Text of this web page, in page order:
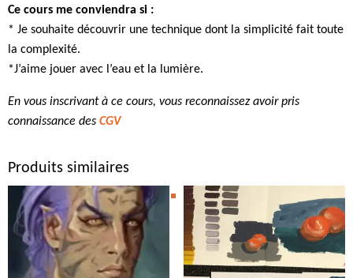
Ce cours me conviendra si :
* Je souhaite découvrir une technique dont la simplicité fait toute
la complexité.
*J’aime jouer avec l’eau et la lumière.
En vous inscrivant à ce cours, vous reconnaissez avoir pris
connaissance des CGV
Produits similaires